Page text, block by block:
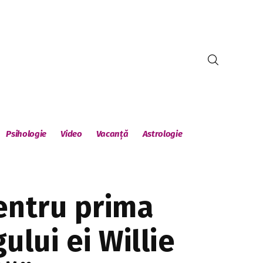
Psihologie Video Vacanță Astrologie
prima
ei Willie